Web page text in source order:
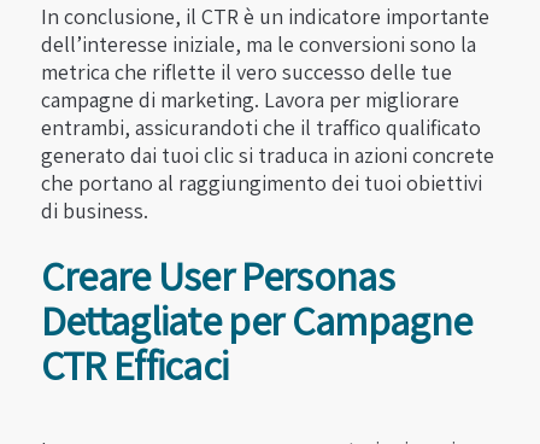
In conclusione, il CTR è un indicatore importante
dell’interesse iniziale, ma le conversioni sono la
metrica che riflette il vero successo delle tue
campagne di marketing. Lavora per migliorare
entrambi, assicurandoti che il traffico qualificato
generato dai tuoi clic si traduca in azioni concrete
che portano al raggiungimento dei tuoi obiettivi
di business.
Creare User Personas
Dettagliate per Campagne
CTR Efficaci